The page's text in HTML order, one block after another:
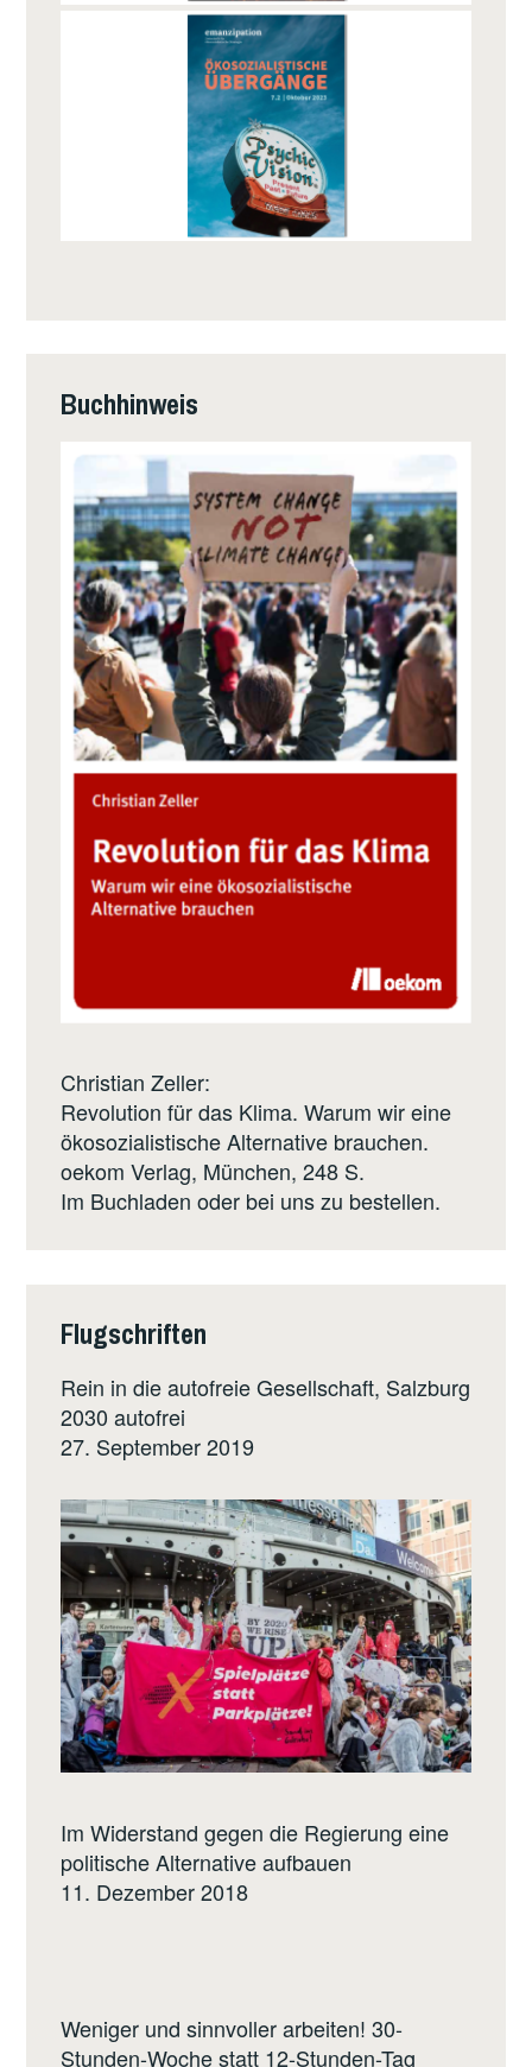
Buchhinweis
Christian Zeller:
Revolution für das Klima. Warum wir eine
ökosozialistische Alternative brauchen.
oekom Verlag, München, 248 S.
Im Buchladen oder bei uns zu bestellen.
Flugschriften
Rein in die autofreie Gesellschaft, Salzburg
2030 autofrei
27. September 2019
Im Widerstand gegen die Regierung eine
politische Alternative aufbauen
11. Dezember 2018
Weniger und sinnvoller arbeiten! 30-
Stunden-Woche statt 12-Stunden-Tag